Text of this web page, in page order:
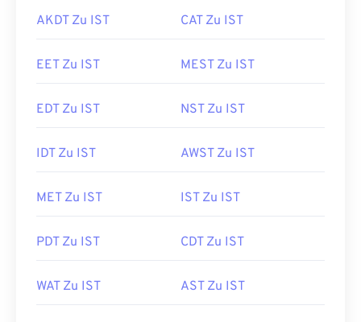
AKDT Zu IST CAT Zu IST
EET Zu IST MEST Zu IST
EDT Zu IST NST Zu IST
IDT Zu IST AWST Zu IST
MET Zu IST IST Zu IST
PDT Zu IST CDT Zu IST
WAT Zu IST AST Zu IST